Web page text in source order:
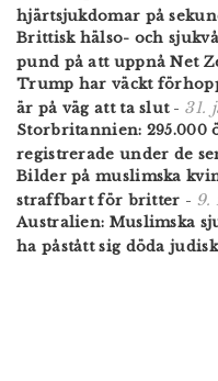
hjärtsjukdomar på
Brittisk hälso- och
pund på att uppnå Net
Trump har väckt
är på väg att ta slut- 31.
Storbritannien: 295.000
registrerade under de
Bilder på muslimska
straffbart för britter - 9.
Australien: Muslimska
ha påstått sig döda